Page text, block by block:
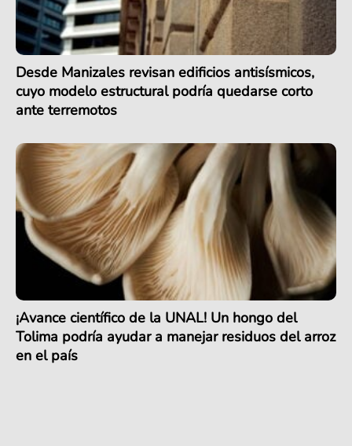
Desde Manizales revisan edificios antisísmicos,
cuyo modelo estructural podría quedarse corto
ante terremotos
¡Avance científico de la UNAL! Un hongo del
Tolima podría ayudar a manejar residuos del arroz
en el país